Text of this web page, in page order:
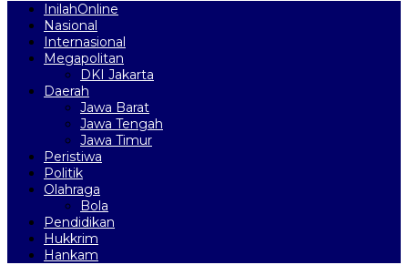
InilahOnline
Nasional
Internasional
Megapolitan
DKI Jakarta
Daerah
Jawa Barat
Jawa Tengah
Jawa Timur
Peristiwa
Politik
Olahraga
Bola
Pendidikan
Hukkrim
Hankam